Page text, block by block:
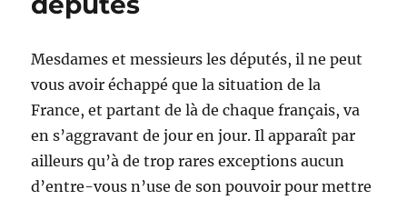
Médiatique
Mesdames et messieurs les députés, il ne peut
vous avoir échappé que la situation de la
France, et partant de là de chaque français, va
en s’aggravant de jour en jour. Il apparaît par
ailleurs qu’à de trop rares exceptions aucun
d’entre-vous n’use de son pouvoir pour mettre